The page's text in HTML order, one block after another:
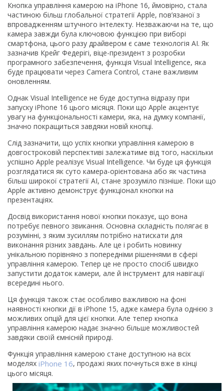
Кнопка управління камерою на iPhone 16, ймовірно, стала
частиною більш глобальної стратегії Apple, пов’язаної з
впровадженням штучного інтелекту. Незважаючи на те, що
камера завжди була ключовою функцією при виборі
смартфона, цього разу драйвером є саме технологія AI. Як
зазначив Крейг Федерігі, віце-президент з розробки
програмного забезпечення, функція Visual Intelligence, яка
буде працювати через Camera Control, стане важливим
оновленням.
Однак Visual Intelligence не буде доступна відразу при
запуску iPhone 16 цього місяця. Поки що Apple акцентує
увагу на функціональності камери, яка, на думку компанії,
значно покращиться завдяки новій кнопці.
Слід зазначити, що успіх кнопки управління камерою в
довгостроковій перспективі залежатиме від того, наскільки
успішно Apple реалізує Visual Intelligence. Чи буде ця функція
розглядатися як суто камера-орієнтована або як частина
більш широкої стратегії AI, стане зрозуміло пізніше. Поки що
Apple активно демонструє функціонал кнопки на
презентаціях.
Досвід використання нової кнопки показує, що вона
потребує певного звикання. Основна складність полягає в
розумінні, з яким зусиллям потрібно натискати для
виконання різних завдань. Але це і робить новинку
унікальною порівняно з попередніми рішеннями в сфері
управління камерою. Тепер це не просто спосіб швидко
запустити додаток камери, але й інструмент для навігації
всередині нього.
Ця функція також стає особливо важливою на фоні
наявності кнопки дії в iPhone 15, адже камера була однією з
можливих опцій для цієї кнопки. Але тепер кнопка
управління камерою надає значно більше можливостей
завдяки своїй ємнісній природі.
Функція управління камерою стане доступною на всіх
моделях iPhone 16, продажі яких почнуться вже в кінці
цього місяця.